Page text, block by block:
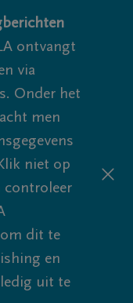
ontvangt
via
Onder het
men
niet op
controleer
dit te
en
uit te